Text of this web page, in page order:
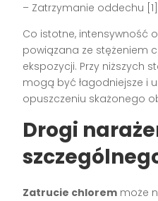
– Zatrzymanie oddechu
Co istotne, intensywność
powiązana ze stężeniem
ekspozycji. Przy niższych
mogą być łagodniejsze i
opuszczeniu skażonego
Drogi
Zatrucie chlorem może